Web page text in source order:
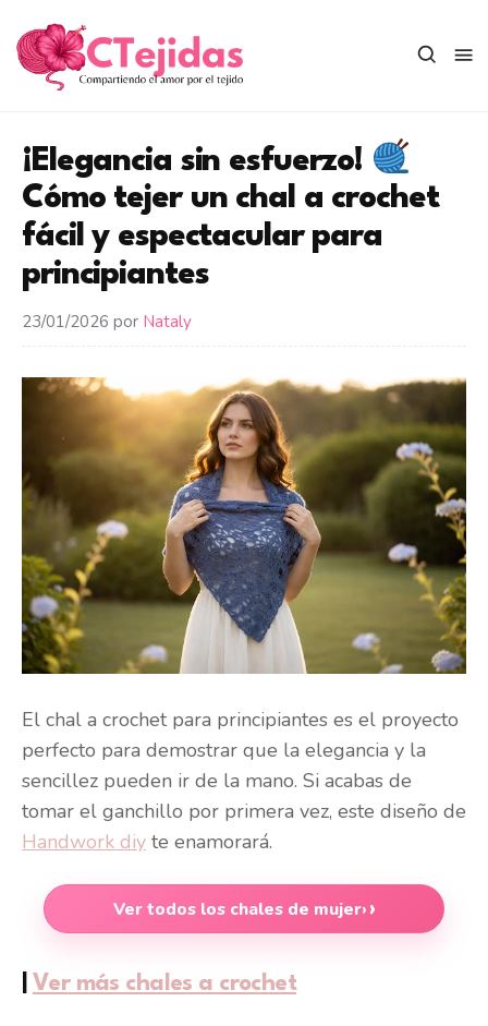
contenido
¡Elegancia sin esfuerzo!
Cómo tejer un chal a crochet
fácil y espectacular para
principiantes
23/01/2026 por Nataly
El chal a crochet para principiantes es el proyecto
perfecto para demostrar que la elegancia y la
sencillez pueden ir de la mano. Si acabas de
tomar el ganchillo por primera vez, este diseño de
Handwork diy te enamorará.
Ver todos los chales de mujer›
Ver más chales a crochet